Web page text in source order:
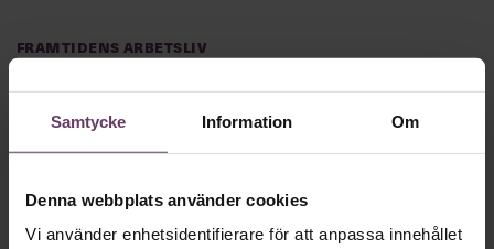
Samtycke Information Om
Denna webbplats använder cookies
Vi använder enhetsidentifierare för att anpassa innehållet
Framtidens arbetsliv
personal med AI”
revisionsjätten Deloitte.